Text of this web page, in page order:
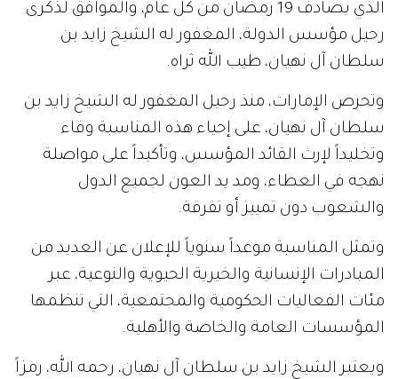
الذي يصادف 19 رمضان من كل عام، والموافق لذكرى
رحيل مؤسس الدولة، المغفور له الشيخ زايد بن
سلطان آل نهيان، طيب الله ثراه.
وتحرص الإمارات، منذ رحيل المغفور له الشيخ زايد بن
سلطان آل نهيان، على إحياء هذه المناسبة وفاء
وتخليداً لإرث القائد المؤسس، وتأكيداً على مواصلة
نهجه في العطاء، ومد يد العون لجميع الدول
والشعوب دون تمييز أو تفرقة.
وتمثل المناسبة موعداً سنوياً للإعلان عن العديد من
المبادرات الإنسانية والخيرية الحيوية والنوعية، عبر
مئات الفعاليات الحكومية والمجتمعية، التي تنظمها
المؤسسات العامة والخاصة والأهلية.
ويعتبر الشيخ زايد بن سلطان آل نهيان، رحمه الله، رمزاً